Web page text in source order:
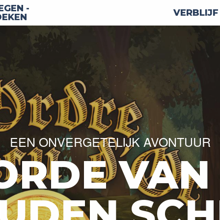
-
VERBLIJF
EEN ONVERGETELIJK AVONTUUR
VAN